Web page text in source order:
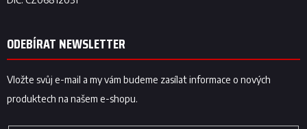
ODEBÍRAT NEWSLETTER
Vložte svůj e-mail a my vám budeme zasílat informace o nových
produktech na našem e-shopu.